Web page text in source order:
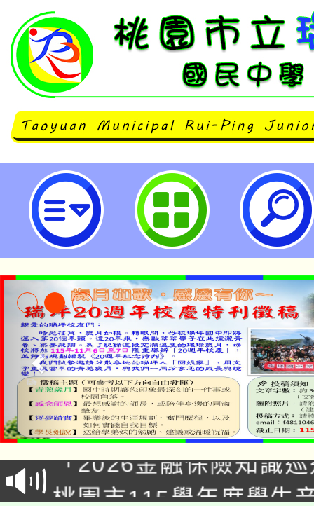
中華民國應用商業管理協會心理探
營報名開始!!-桃園市立瑞坪國民中
公告本校115學年度第
代理(課)教師甄選結果(
車」活動
桃園市115學年度學生